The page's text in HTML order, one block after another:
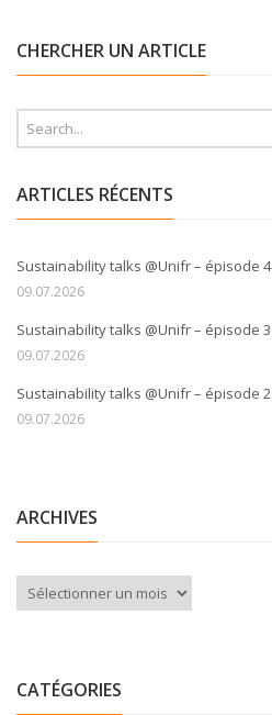
CHERCHER UN ARTICLE
ARTICLES RÉCENTS
Sustainability talks @Unifr – épisode 4
09.07.2026
Sustainability talks @Unifr – épisode 3
09.07.2026
Sustainability talks @Unifr – épisode 2
09.07.2026
ARCHIVES
Archives
CATÉGORIES